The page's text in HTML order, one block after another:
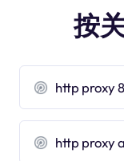
按
http proxy
http proxy